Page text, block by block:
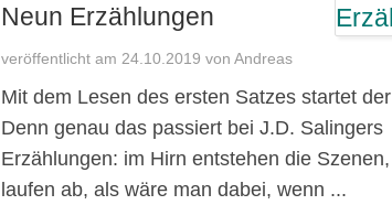
Neun Erzählungen
veröffentlicht am 24.10.2019 von Andreas
Mit dem Lesen des ersten Satzes startet
Denn genau das passiert bei J.D. Salingers
Erzählungen: im Hirn entstehen die
laufen ab, als wäre man dabei, wenn ...